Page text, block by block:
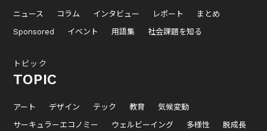
ニュース コラム インタビュー レポート
まとめ
Sponsored
イベント 用語集 社会課題を知る
トピック
TOPIC
アート デザイン テック 教育
気候変動
サーキュラーエコノミー
ウェルビーイング 多様性 脱成長